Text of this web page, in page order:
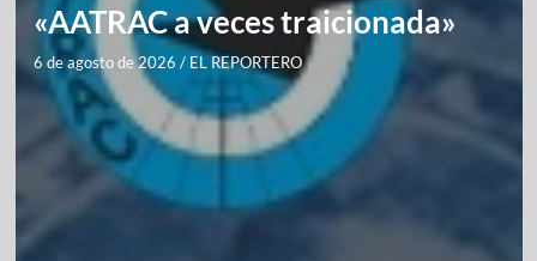
«AATRAC a veces traicionada»
6 de agosto de 2026 / EL REPORTERO